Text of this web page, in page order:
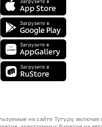
на сайте Туту.ру,